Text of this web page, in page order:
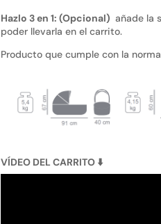
Hazlo 3 en 1: (Opcional) añade la
poder llevarla en el carrito.
Producto que cumple con la
VÍDEO DEL CARRITO ⬇